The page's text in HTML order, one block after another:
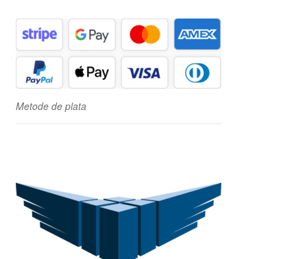
Metode de plata